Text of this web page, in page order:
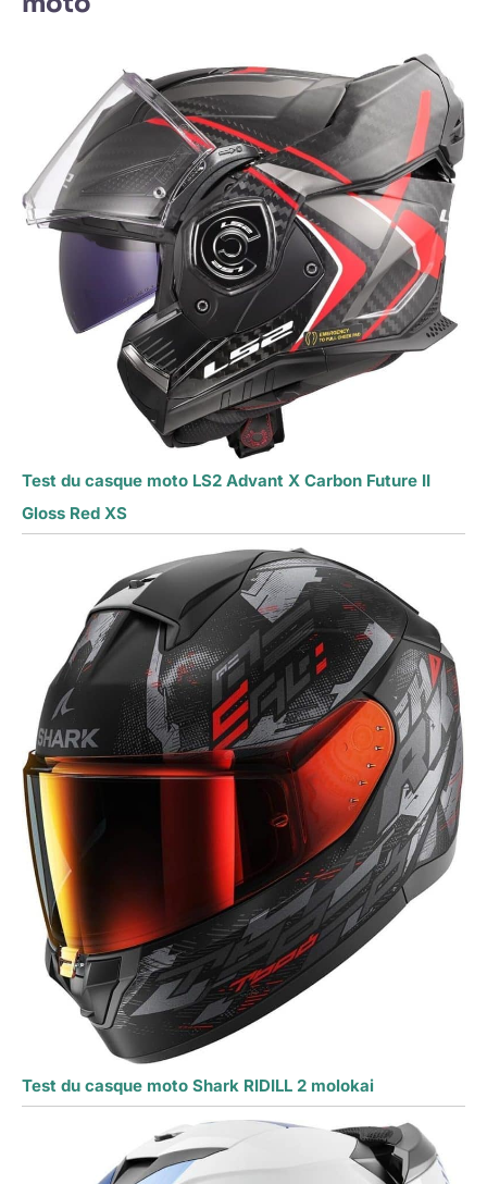
Test du casque moto LS2 Advant X Carbon Future II
Gloss Red XS
Test du casque moto Shark RIDILL 2 molokai